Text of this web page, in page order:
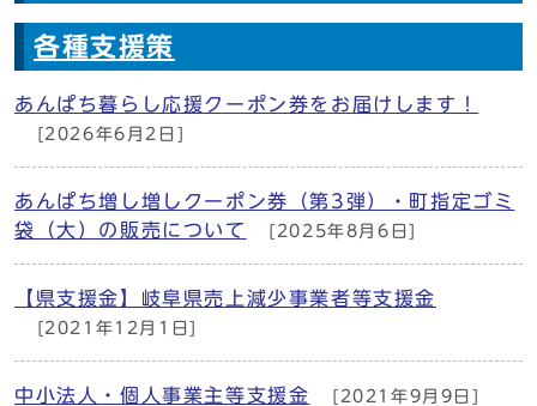
各種支援策
あんぱち暮らし応援クーポン券をお届けします！
[2026年6月2日]
あんぱち増し増しクーポン券（第3弾）・町指定ゴミ
袋（大）の販売について
[2025年8月6日]
【県支援金】岐阜県売上減少事業者等支援金
[2021年12月1日]
中小法人・個人事業主等支援金 [2021年9月9日]